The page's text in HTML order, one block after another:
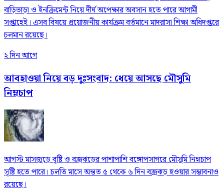
বাড়িভাড়া ও ইনক্রিমেন্ট নিয়ে দীর্ঘ অপেক্ষার অবসান হতে পারে আগামী
সপ্তাহেই। এসব বিষয়ে প্রয়োজনীয় কার্যক্রম বর্তমানে মাদরাসা শিক্ষা অধিদপ্তরে
চলমান রয়েছে।
২ দিন আগে
আবহাওয়া নিয়ে বড় দুঃসংবাদ: ধেয়ে আসছে মৌসুমি
নিম্নচাপ
আগস্ট মাসজুড়ে বৃষ্টি ও বজ্রঝড়ের পাশাপাশি বঙ্গোপসাগরে মৌসুমি নিম্নচাপ
সৃষ্টি হতে পারে। চলতি মাসে অন্তত ৫ থেকে ৬ দিন বজ্রঝড় হওয়ার সম্ভাবনাও
রয়েছে।